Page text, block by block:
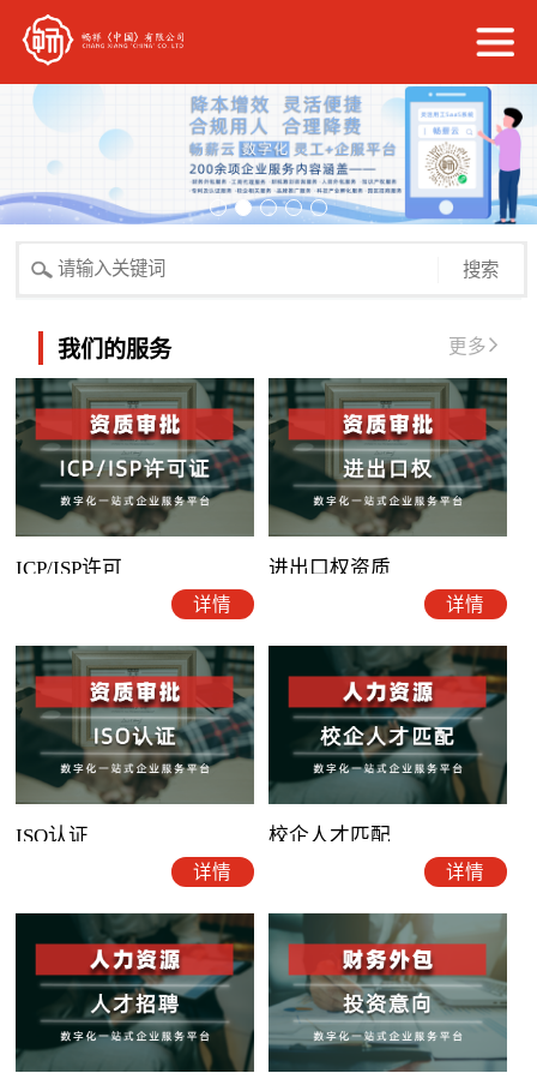
搜索
我们的服务 更多
ICP/ISP许可
详情
进出口权资质
详情
ISO认证
详情
校企人才匹配
详情